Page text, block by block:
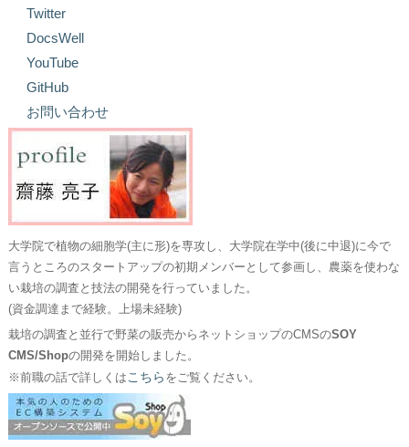
Twitter
DocsWell
YouTube
GitHub
お問い合わせ
大学院で植物の細胞学(主に形)を専攻し、大学院在学中(後に中退)に今で
言うところのスタートアップの初期メンバーとして参画し、農薬を使わな
い栽培の調査と技法の開発を行っていました。
(資金調達まで経験。上場未経験)
栽培の調査と並行で野菜の販売からネットショップのCMSのSOY
CMS/Shopの開発を開始しました。
※前職の話で詳しくは こちら をご覧ください。